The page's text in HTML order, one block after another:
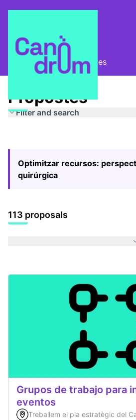
Pla Estratègic Propostes
Propostes
Filter and search
Optimitzar recursos:
quirúrgica
113 proposals
Grupos de trabajo para
eventos
Treballem el pla estratègic del